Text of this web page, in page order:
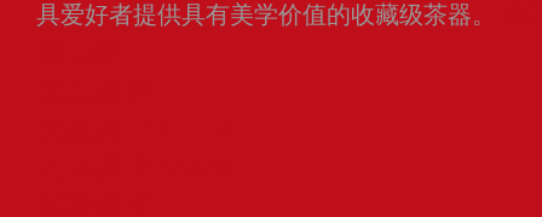
具爱好者提供具有美学价值的收藏级茶器。